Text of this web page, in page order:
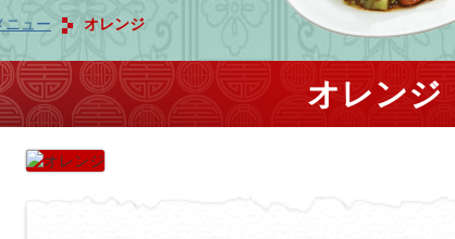
ニュー オレンジ
オレンジ